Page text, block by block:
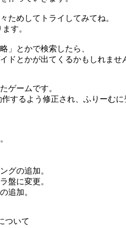
ためしてトライしてみてね。
す。
」とかで検索したら、
ドとかが出てくるかもしれませ
ゲームです。
するよう修正され、ふりーむに
グの追加。
盤に変更。
追加。
ついて